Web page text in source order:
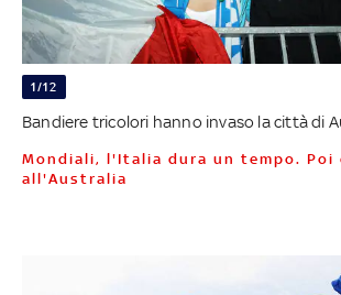
1/12
Bandiere tricolori hanno invaso la città di
Mondiali, l'Italia dura un tempo. Poi cede
all'Australia